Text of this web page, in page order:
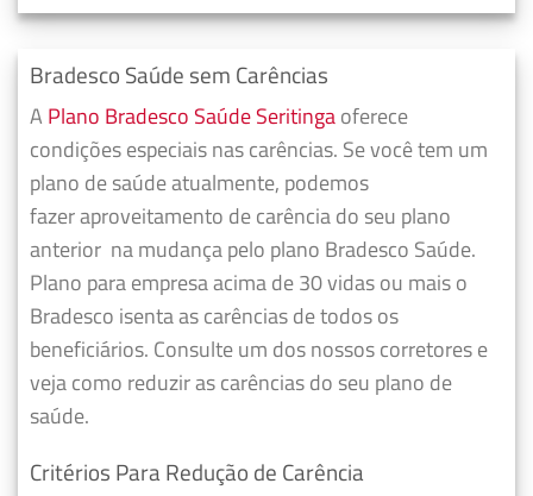
Bradesco Saúde sem Carências
A Plano Bradesco Saúde Seritingaoferece
condições especiais nas carências. Se você tem um
plano de saúde atualmente, podemos
fazeraproveitamento de carência do seu plano
anterior na mudança pelo plano Bradesco Saúde.
Plano para empresa acima de 30 vidas ou mais o
Bradesco isenta as carências de todos os
beneficiários. Consulte um dos nossos corretores e
veja como reduzir as carências do seu plano de
saúde.
Critérios Para Redução de Carência